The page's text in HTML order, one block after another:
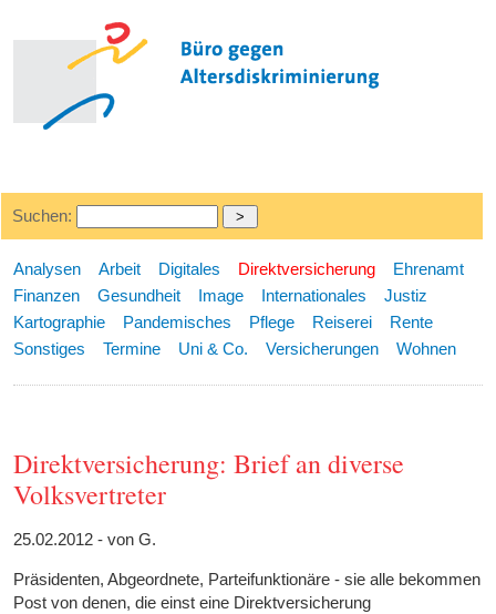
Suchen:
Analysen Arbeit Digitales Direktversicherung
Ehrenamt
Finanzen
Gesundheit Image Internationales
Justiz
Kartographie
Pandemisches Pflege Reiserei
Rente
Sonstiges
Termine Uni & Co. Versicherungen Wohnen
Direktversicherung: Brief an diverse
Volksvertreter
25.02.2012 - von G.
Präsidenten, Abgeordnete, Parteifunktionäre - sie alle bekommen
Post von denen, die einst eine Direktversicherung